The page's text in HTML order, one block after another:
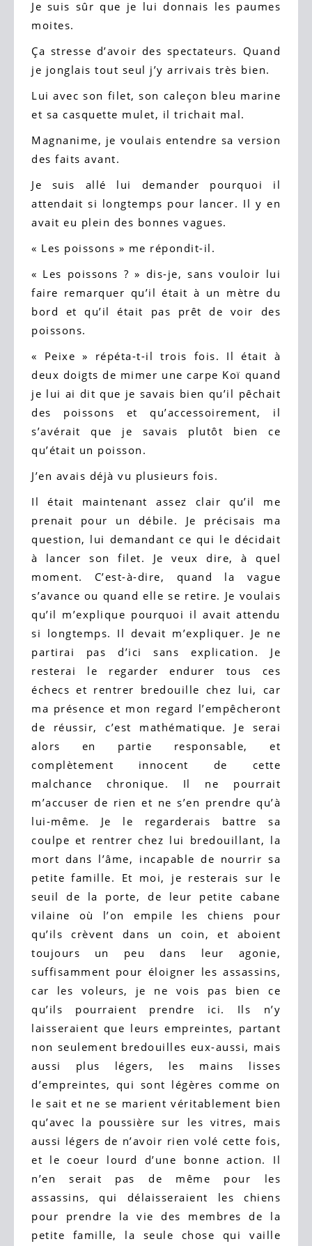
Je suis sûr que je lui donnais les paumes
moites.
Ça stresse d’avoir des spectateurs. Quand
je jonglais tout seul j’y arrivais très bien.
Lui avec son filet, son caleçon bleu marine
et sa casquette mulet, il trichait mal.
Magnanime, je voulais entendre sa version
des faits avant.
Je suis allé lui demander pourquoi il
attendait si longtemps pour lancer. Il y en
avait eu plein des bonnes vagues.
« Les poissons » me répondit-il.
« Les poissons ? » dis-je, sans vouloir lui
faire remarquer qu’il était à un mètre du
bord et qu’il était pas prêt de voir des
poissons.
« Peixe » répéta-t-il trois fois. Il était à
deux doigts de mimer une carpe Koï quand
je lui ai dit que je savais bien qu’il pêchait
des poissons et qu’accessoirement, il
s’avérait que je savais plutôt bien ce
qu’était un poisson.
J’en avais déjà vu plusieurs fois.
Il était maintenant assez clair qu’il me
prenait pour un débile. Je précisais ma
question, lui demandant ce qui le décidait
à lancer son filet. Je veux dire, à quel
moment. C’est-à-dire, quand la vague
s’avance ou quand elle se retire. Je voulais
qu’il m’explique pourquoi il avait attendu
si longtemps. Il devait m’expliquer. Je ne
partirai pas d’ici sans explication. Je
resterai le regarder endurer tous ces
échecs et rentrer bredouille chez lui, car
ma présence et mon regard l’empêcheront
de réussir, c’est mathématique. Je serai
alors en partie responsable, et
complètement innocent de cette
malchance chronique. Il ne pourrait
m’accuser de rien et ne s’en prendre qu’à
lui-même. Je le regarderais battre sa
coulpe et rentrer chez lui bredouillant, la
mort dans l’âme, incapable de nourrir sa
petite famille. Et moi, je resterais sur le
seuil de la porte, de leur petite cabane
vilaine où l’on empile les chiens pour
qu’ils crèvent dans un coin, et aboient
toujours un peu dans leur agonie,
suffisamment pour éloigner les assassins,
car les voleurs, je ne vois pas bien ce
qu’ils pourraient prendre ici. Ils n’y
laisseraient que leurs empreintes, partant
non seulement bredouilles eux-aussi, mais
aussi plus légers, les mains lisses
d’empreintes, qui sont légères comme on
le sait et ne se marient véritablement bien
qu’avec la poussière sur les vitres, mais
aussi légers de n’avoir rien volé cette fois,
et le coeur lourd d’une bonne action. Il
n’en serait pas de même pour les
assassins, qui délaisseraient les chiens
pour prendre la vie des membres de la
petite famille, la seule chose qui vaille